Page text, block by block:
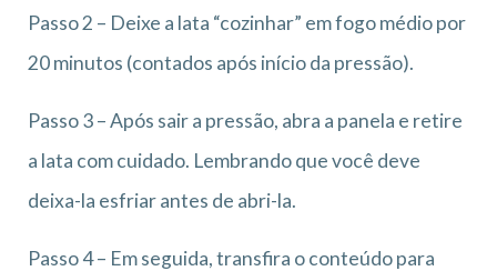
Passo 2 – Deixe a lata “cozinhar” em fogo médio por
20 minutos (contados após início da pressão).
Passo 3 – Após sair a pressão, abra a panela e retire
a lata com cuidado. Lembrando que você deve
deixa-la esfriar antes de abri-la.
Passo 4 – Em seguida, transfira o conteúdo para